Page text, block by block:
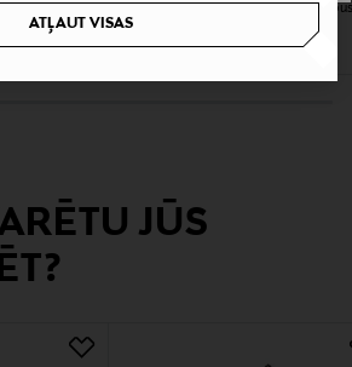
ATĻAUT VISAS
attīrošās
GENTLE RENEWING Cleansing
attīrošās putas
JŪS